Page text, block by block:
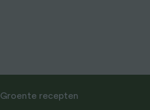
Groente recepten